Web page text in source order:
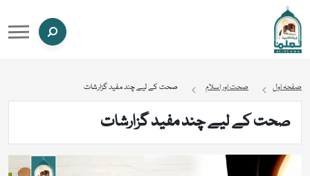
صفحہ اول صحت اور اسلام صحت کے لیے چند مفید گزارشات
صحت کے لیے چند مفید گزارشات